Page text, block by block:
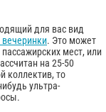
для вас вид
вечеринки. Это может
мест, или
на 25-50
коллектив, то
ультра-